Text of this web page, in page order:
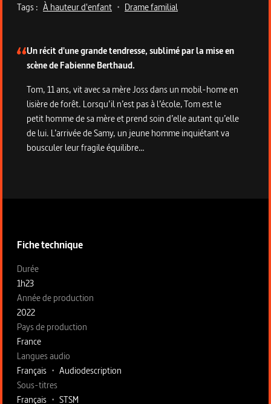
Tags : À hauteur d'enfant • Drame familial
Un récit d'une grande tendresse, sublimé par la mise en
scène de Fabienne Berthaud.
Tom, 11 ans, vit avec sa mère Joss dans un mobil-home en
lisière de forêt. Lorsqu’il n’est pas à l’école, Tom est le
petit homme de sa mère et prend soin d’elle autant qu’elle
de lui. L’arrivée de Samy, un jeune homme inquiétant va
bousculer leur fragile équilibre…
Fiche technique
Fiche technique section gauche
Durée
1h23
Année de production
2022
Pays de production
France
Langues audio
Français • Audiodescription
Sous-titres
Français • STSM